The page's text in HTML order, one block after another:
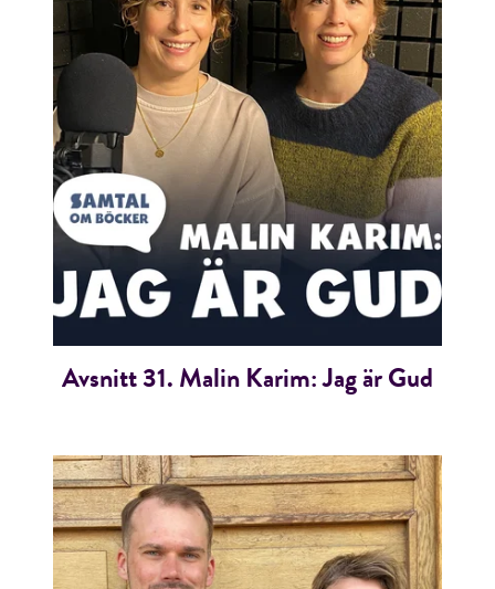
ÅNGRA OCH STÄNG
Avsnitt 31. Malin Karim: Jag är Gud